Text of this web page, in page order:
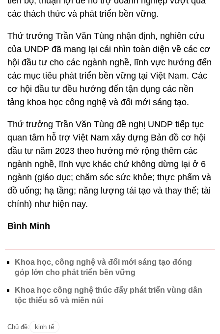
các thách thức và phát triển bền vững.
Thứ trưởng Trần Văn Tùng nhận định, nghiên cứu
của UNDP đã mang lại cái nhìn toàn diện về các cơ
hội đầu tư cho các ngành nghề, lĩnh vực hướng đến
các mục tiêu phát triển bền vững tại Việt Nam. Các
cơ hội đầu tư đều hướng đến tận dụng các nền
tảng khoa học công nghệ và đổi mới sáng tạo.
Thứ trưởng Trần Văn Tùng đề nghị UNDP tiếp tục
quan tâm hỗ trợ Việt Nam xây dựng Bản đồ cơ hội
đầu tư năm 2023 theo hướng mở rộng thêm các
ngành nghề, lĩnh vực khác chứ không dừng lại ở 6
ngành (giáo dục; chăm sóc sức khỏe; thực phẩm và
đồ uống; hạ tầng; năng lượng tái tạo và thay thế; tài
chính) như hiện nay.
Bình Minh
Khoa học, công nghệ và đổi mới sáng tạo đóng
góp lớn cho phát triển bền vững
Khoa học công nghệ thúc đẩy phát triển vùng dân
tộc thiểu số và miền núi
Chủ đề: kinh tế